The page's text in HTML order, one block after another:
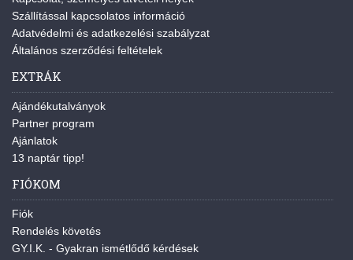
Szállítással kapcsolatos információ
Adatvédelmi és adatkezelési szabályzat
Általános szerződési feltételek
EXTRÁK
Ajándékutalványok
Partner program
Ajánlatok
13 naptár tipp!
FIÓKOM
Fiók
Rendelés követés
GY.I.K. - Gyakran ismétlődő kérdések